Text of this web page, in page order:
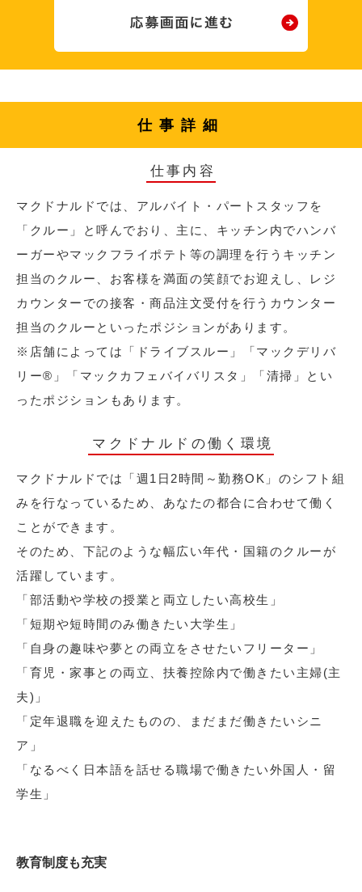
仕事詳細
仕事内容
マクドナルドでは、アルバイト・パートスタッフを
「クルー」と呼んでおり、主に、キッチン内でハンバ
ーガーやマックフライポテト等の調理を行うキッチン
担当のクルー、お客様を満面の笑顔でお迎えし、レジ
カウンターでの接客・商品注文受付を行うカウンター
担当のクルーといったポジションがあります。
※店舗によっては「ドライブスルー」「マックデリバ
リー®︎」「マックカフェバイバリスタ」「清掃」とい
ったポジションもあります。
マクドナルドの働く環境
マクドナルドでは「週1日2時間～勤務OK」のシフト組
みを行なっているため、あなたの都合に合わせて働く
ことができます。
そのため、下記のような幅広い年代・国籍のクルーが
活躍しています。
「部活動や学校の授業と両立したい高校生」
「短期や短時間のみ働きたい大学生」
「自身の趣味や夢との両立をさせたいフリーター」
「育児・家事との両立、扶養控除内で働きたい主婦(主
夫)」
「定年退職を迎えたものの、まだまだ働きたいシニ
ア」
「なるべく日本語を話せる職場で働きたい外国人・留
学生」
教育制度も充実